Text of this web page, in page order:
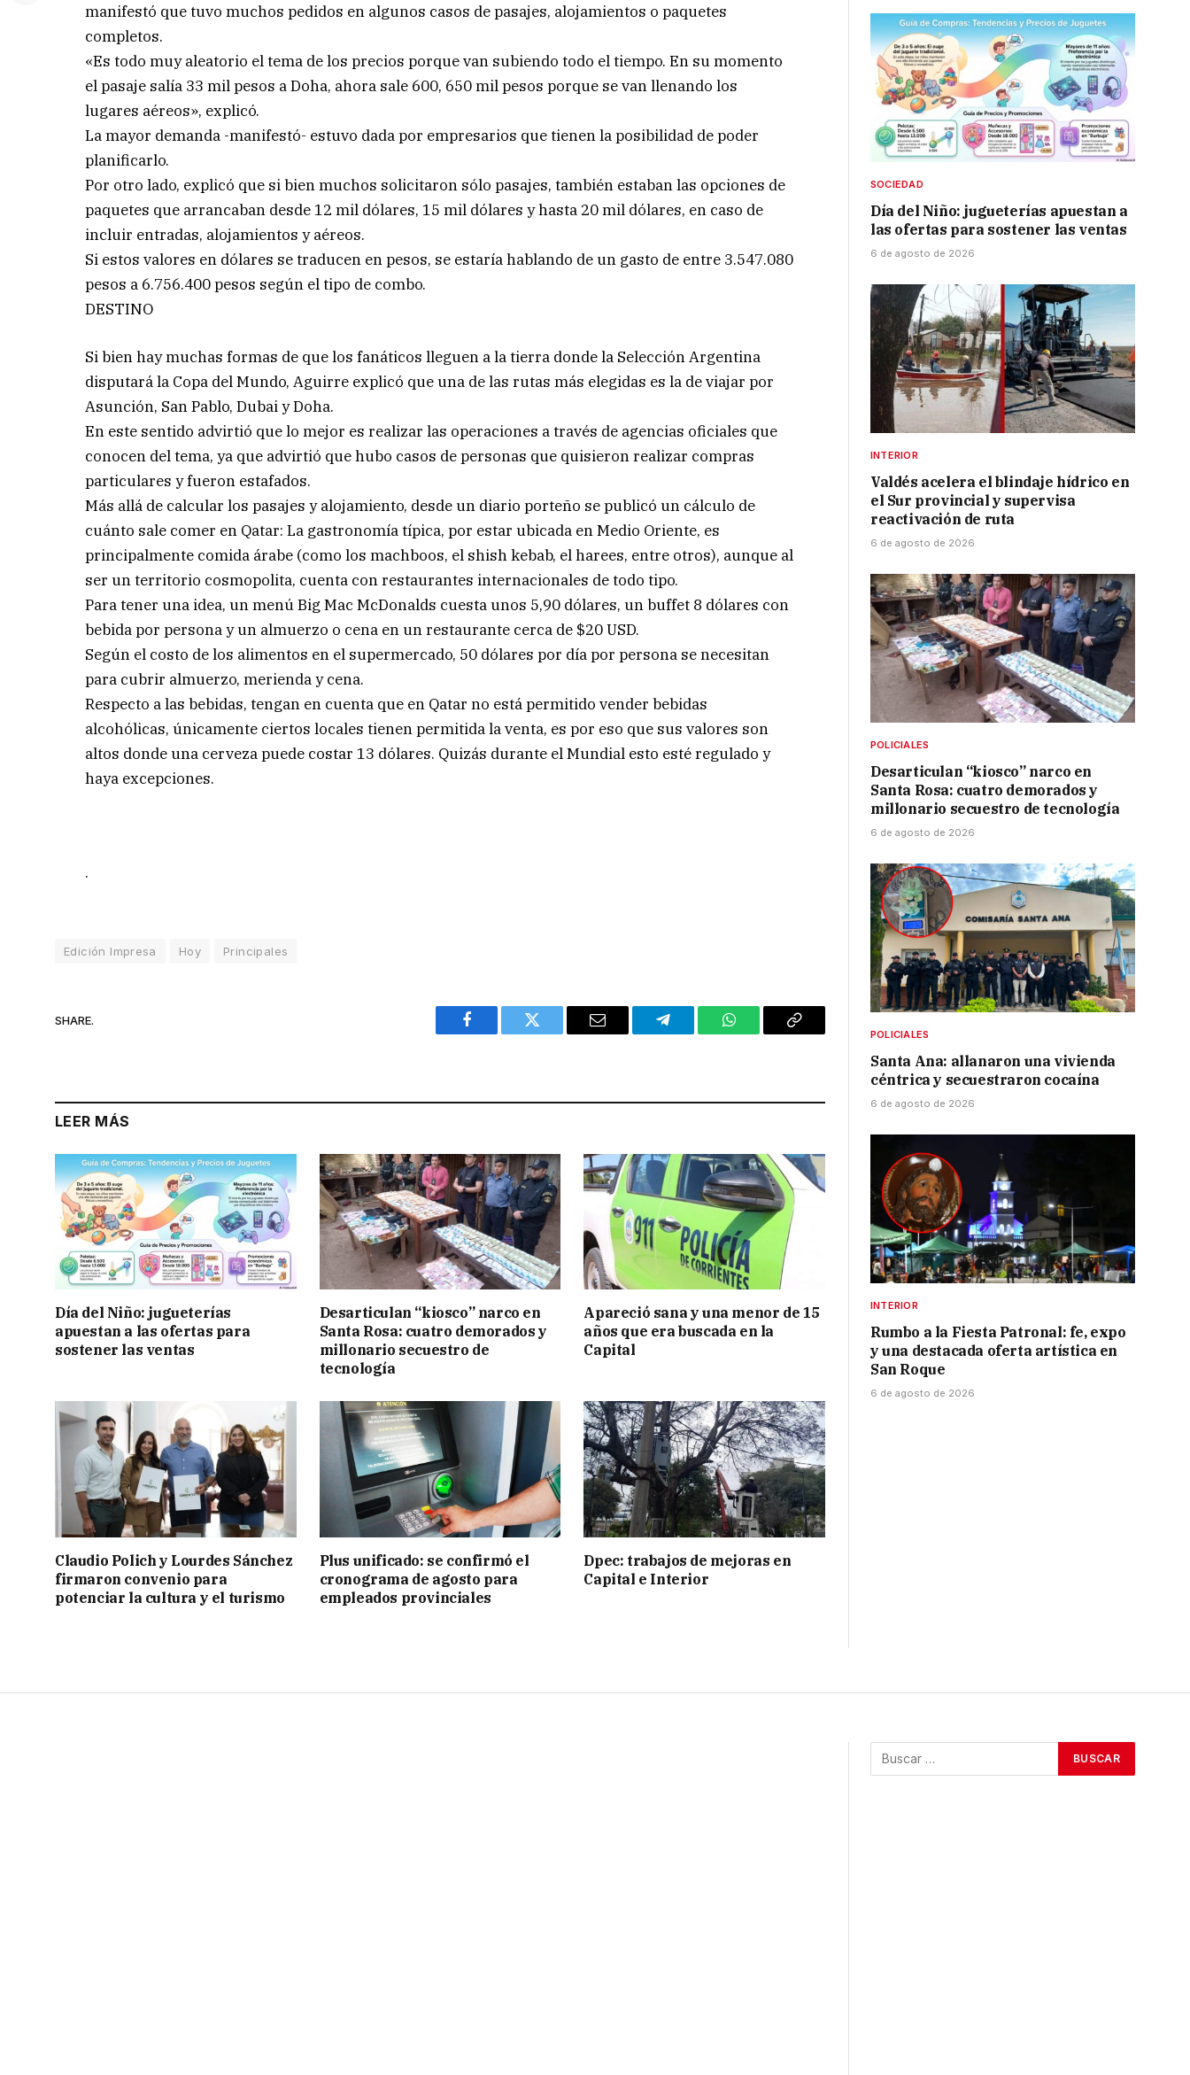
manifestó que tuvo muchos pedidos en algunos casos de pasajes, alojamientos o paquetes
completos.
«Es todo muy aleatorio el tema de los precios porque van subiendo todo el tiempo. En su momento
el pasaje salía 33 mil pesos a Doha, ahora sale 600, 650 mil pesos porque se van llenando los
lugares aéreos», explicó.
La mayor demanda -manifestó- estuvo dada por empresarios que tienen la posibilidad de poder
planificarlo.
Por otro lado, explicó que si bien muchos solicitaron sólo pasajes, también estaban las opciones de
paquetes que arrancaban desde 12 mil dólares, 15 mil dólares y hasta 20 mil dólares, en caso de
incluir entradas, alojamientos y aéreos.
Si estos valores en dólares se traducen en pesos, se estaría hablando de un gasto de entre 3.547.080
pesos a 6.756.400 pesos según el tipo de combo.
DESTINO
Si bien hay muchas formas de que los fanáticos lleguen a la tierra donde la Selección Argentina
disputará la Copa del Mundo, Aguirre explicó que una de las rutas más elegidas es la de viajar por
Asunción, San Pablo, Dubai y Doha.
En este sentido advirtió que lo mejor es realizar las operaciones a través de agencias oficiales que
conocen del tema, ya que advirtió que hubo casos de personas que quisieron realizar compras
particulares y fueron estafados.
Más allá de calcular los pasajes y alojamiento, desde un diario porteño se publicó un cálculo de
cuánto sale comer en Qatar: La gastronomía típica, por estar ubicada en Medio Oriente, es
principalmente comida árabe (como los machboos, el shish kebab, el harees, entre otros), aunque al
ser un territorio cosmopolita, cuenta con restaurantes internacionales de todo tipo.
Para tener una idea, un menú Big Mac McDonalds cuesta unos 5,90 dólares, un buffet 8 dólares con
bebida por persona y un almuerzo o cena en un restaurante cerca de $20 USD.
Según el costo de los alimentos en el supermercado, 50 dólares por día por persona se necesitan
para cubrir almuerzo, merienda y cena.
Respecto a las bebidas, tengan en cuenta que en Qatar no está permitido vender bebidas
alcohólicas, únicamente ciertos locales tienen permitida la venta, es por eso que sus valores son
altos donde una cerveza puede costar 13 dólares. Quizás durante el Mundial esto esté regulado y
haya excepciones.
.
Edición Impresa Hoy Principales
SHARE.
Facebook Twitter Email Telegram WhatsAppCopy
LEER MÁS
Día del Niño: jugueterías
apuestan a las ofertas para
sostener las ventas
Desarticulan “kiosco” narco en
Santa Rosa: cuatro demorados y
millonario secuestro de
tecnología
Apareció sana y una menor de 15
años que era buscada en la
Capital
Claudio Polich y Lourdes Sánchez
firmaron convenio para
potenciar la cultura y el turismo
Plus unificado: se confirmó el
cronograma de agosto para
empleados provinciales
Dpec: trabajos de mejoras en
Capital e Interior
SOCIEDAD
Día del Niño: jugueterías apuestan a
las ofertas para sostener las ventas
6 de agosto de 2026
INTERIOR
Valdés acelera el blindaje hídrico en
el Sur provincial y supervisa
reactivación de ruta
6 de agosto de 2026
POLICIALES
Desarticulan “kiosco” narco en
Santa Rosa: cuatro demorados y
millonario secuestro de tecnología
6 de agosto de 2026
POLICIALES
Santa Ana: allanaron una vivienda
céntrica y secuestraron cocaína
6 de agosto de 2026
INTERIOR
Rumbo a la Fiesta Patronal: fe, expo
y una destacada oferta artística en
San Roque
6 de agosto de 2026